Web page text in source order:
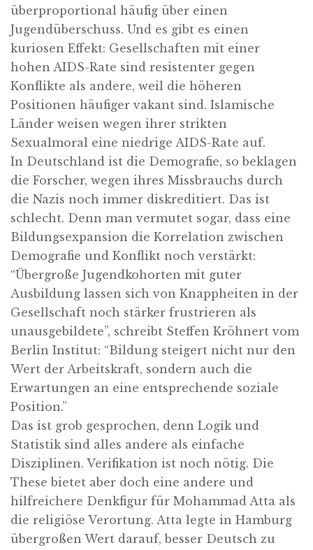
überproportional häufig über einen
Jugendüberschuss. Und es gibt es einen
kuriosen Effekt: Gesellschaften mit einer
hohen AIDS-Rate sind resistenter gegen
Konflikte als andere, weil die höheren
Positionen häufiger vakant sind. Islamische
Länder weisen wegen ihrer strikten
Sexualmoral eine niedrige AIDS-Rate auf.
In Deutschland ist die Demografie, so beklagen
die Forscher, wegen ihres Missbrauchs durch
die Nazis noch immer diskreditiert. Das ist
schlecht. Denn man vermutet sogar, dass eine
Bildungsexpansion die Korrelation zwischen
Demografie und Konflikt noch verstärkt:
“Übergroße Jugendkohorten mit guter
Ausbildung lassen sich von Knappheiten in der
Gesellschaft noch stärker frustrieren als
unausgebildete”, schreibt Steffen Kröhnert vom
Berlin Institut: “Bildung steigert nicht nur den
Wert der Arbeitskraft, sondern auch die
Erwartungen an eine entsprechende soziale
Position.”
Das ist grob gesprochen, denn Logik und
Statistik sind alles andere als einfache
Disziplinen. Verifikation ist noch nötig. Die
These bietet aber doch eine andere und
hilfreichere Denkfigur für Mohammad Atta als
die religiöse Verortung. Atta legte in Hamburg
übergroßen Wert darauf, besser Deutsch zu